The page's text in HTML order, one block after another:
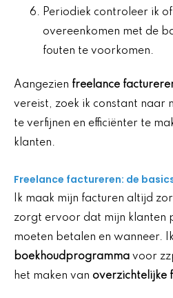
Periodiek controleer ik
overeenkomen met de
fouten te voorkomen.
Aangezien freelance
vereist, zoek ik constant naar
te verfijnen en efficiënter te
klanten.
Freelance factureren: de
Ik maak mijn facturen altijd
zorgt ervoor dat mijn klanten
moeten betalen en wanneer.
boekhoudprogramma voor
het maken van overzichtelijke